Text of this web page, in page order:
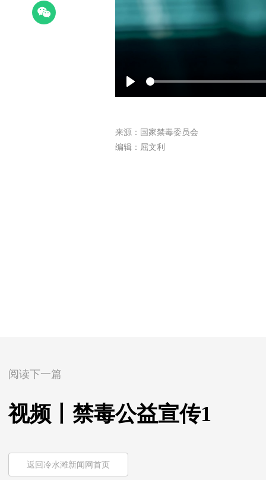
Play
来源：国家禁毒委员会
编辑：屈文利
阅读下一篇
视频丨禁毒公益宣传1
返回冷水滩新闻网首页